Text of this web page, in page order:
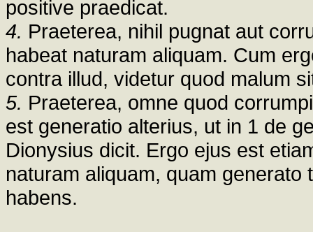
positive praedicat.
4. Praeterea, nihil pugnat aut
habeat naturam aliquam. Cum
contra illud, videtur quod malum
5. Praeterea, omne quod
est generatio alterius, ut in 1 de
Dionysius dicit. Ergo ejus est
naturam aliquam, quam
habens.